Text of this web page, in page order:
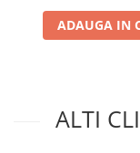
ADAUGA IN
ALTI